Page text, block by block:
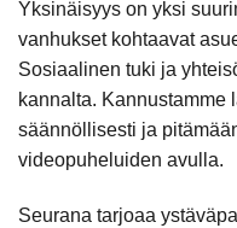
Yksinäisyys on yksi
vanhukset kohtaavat
Sosiaalinen tuki ja
kannalta. Kannustamme
säännöllisesti ja
videopuheluiden avulla.
Seurana tarjoaa